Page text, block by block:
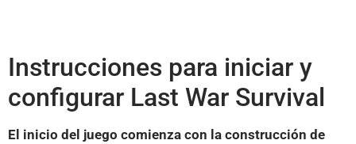
Instrucciones para iniciar y
configurar Last War Survival
El inicio del juego comienza con la construcción de